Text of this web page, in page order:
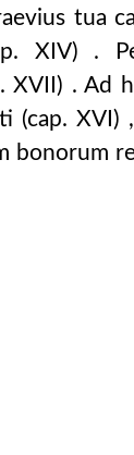
tua
XIV) .
XVII) . Ad
(cap. XVI)
bonorum